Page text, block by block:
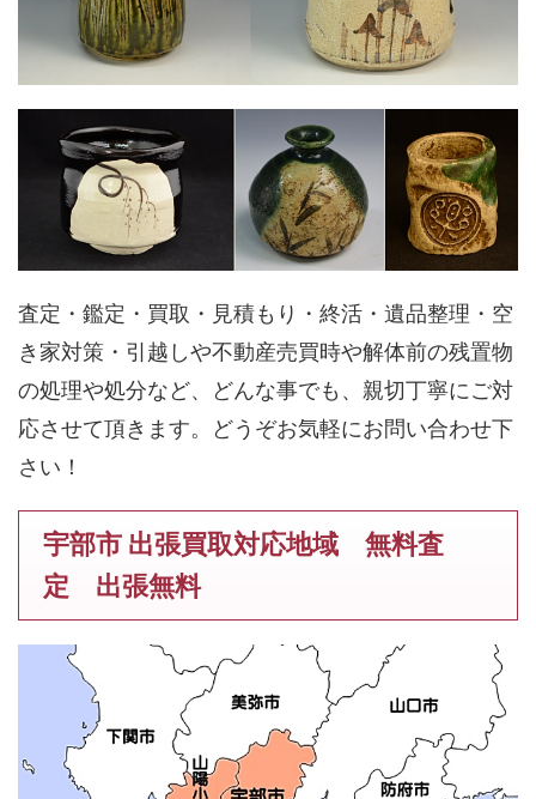
査定・鑑定・買取・見積もり・終活・遺品整理・空
き家対策・引越しや不動産売買時や解体前の残置物
の処理や処分など、どんな事でも、親切丁寧にご対
応させて頂きます。どうぞお気軽にお問い合わせ下
さい！
宇部市 出張買取対応地域 無料査
定 出張無料